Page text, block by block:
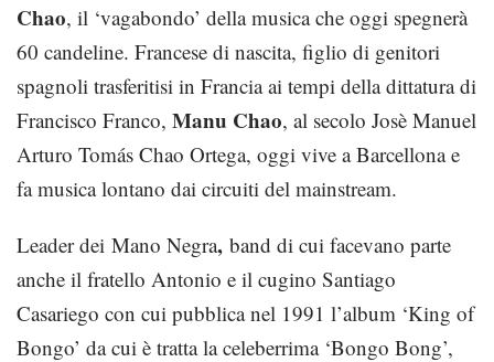
Chao, il ‘vagabondo’ della musica che oggi spegnerà
60 candeline. Francese di nascita, figlio di genitori
spagnoli trasferitisi in Francia ai tempi della dittatura di
Francisco Franco, Manu Chao, al secolo Josè Manuel
Arturo Tomás Chao Ortega, oggi vive a Barcellona e
fa musica lontano dai circuiti del mainstream.
Leader dei Mano Negra, band di cui facevano parte
anche il fratello Antonio e il cugino Santiago
Casariego con cui pubblica nel 1991 l’album ‘King of
Bongo’ da cui è tratta la celeberrima ‘Bongo Bong’,